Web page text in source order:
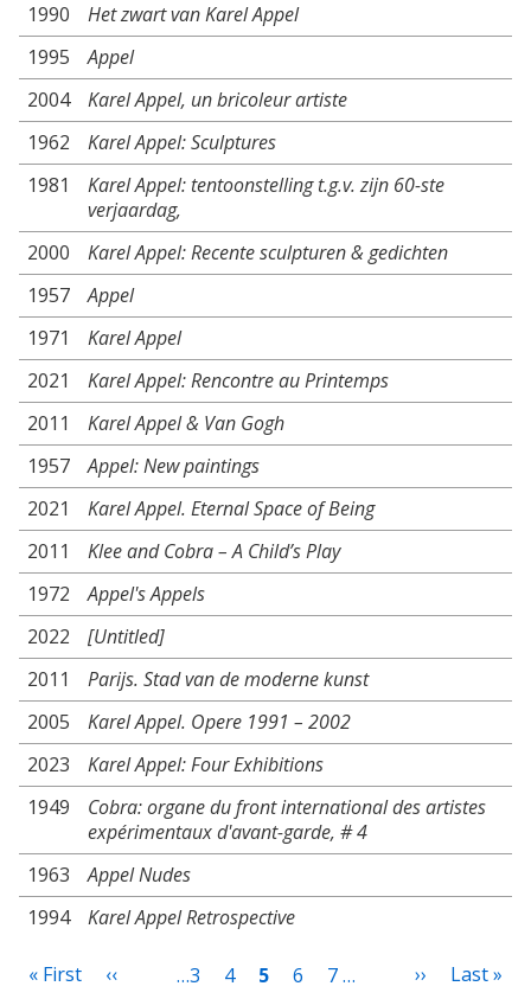
1990
Het zwart van Karel Appel
1995
Appel
2004
Karel Appel, un bricoleur artiste
1962
Karel Appel: Sculptures
1981
Karel Appel: tentoonstelling t.g.v. zijn 60-ste
verjaardag,
2000
Karel Appel: Recente sculpturen & gedichten
1957
Appel
1971
Karel Appel
2021
Karel Appel: Rencontre au Printemps
2011
Karel Appel & Van Gogh
1957
Appel: New paintings
2021
Karel Appel. Eternal Space of Being
2011
Klee and Cobra – A Child’s Play
1972
Appel's Appels
2022
[Untitled]
2011
Parijs. Stad van de moderne kunst
2005
Karel Appel. Opere 1991 – 2002
2023
Karel Appel: Four Exhibitions
1949
Cobra: organe du front international des artistes
expérimentaux d'avant-garde, # 4
1963
Appel Nudes
1994
Karel Appel Retrospective
Pagination
First
« First
Previous
‹‹ Page
…3 Page
4
Current
5 Page
6 Page
7…
Next
››
Last
Last »